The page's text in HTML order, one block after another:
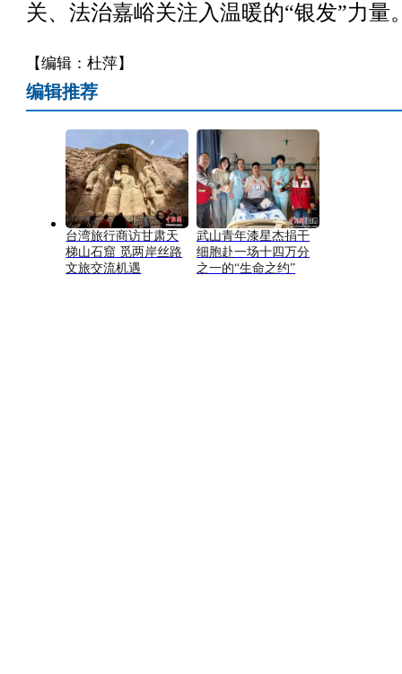
关、法治嘉峪关注入温暖的“银发”力量
【编辑：杜萍】
编辑推荐
台湾旅行商访甘肃天
梯山石窟 觅两岸丝路
文旅交流机遇
武山青年漆星杰捐干
细胞赴一场十四万分
之一的“生命之约”